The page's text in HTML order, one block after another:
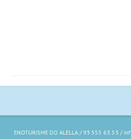
ENOTURISME DO ALELLA / 93 555 63 53